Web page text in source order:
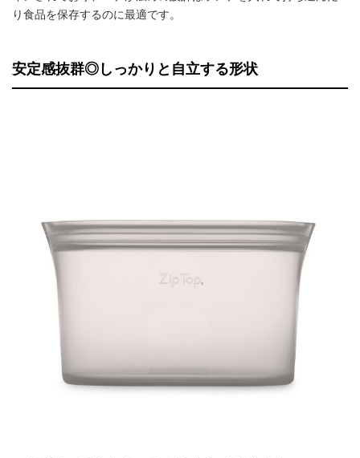
り食品を保存するのに最適です。
安定感抜群◎しっかりと自立する形状